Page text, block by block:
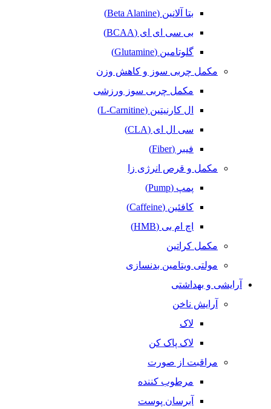
بتا آلانین (Beta Alanine)
بی سی ای ای (BCAA)
گلوتامین (Glutamine)
مکمل‌ چربی‌ سوز و کاهش وزن
مکمل چربی سوز ورزشی
ال کارنیتین (L-Carnitine)
سی ال ای (CLA)
فیبر (Fiber)
مکمل و قرص انرژی زا
پمپ (Pump)
کافئین (Caffeine)
اچ ام بی (HMB)
مکمل کراتین
مولتی ویتامین بدنسازی
آرایشی و بهداشتی
آرایش ناخن
لاک
لاک پاک کن
مراقبت از صورت
مرطوب کننده
آبرسان پوست